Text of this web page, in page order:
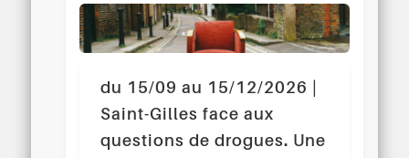
du 15/09 au 15/12/2026 |
Saint-Gilles face aux
questions de drogues. Une